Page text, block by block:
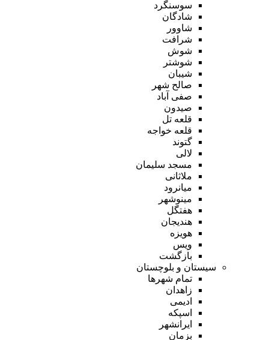
سوسنگرد
شادگان
شاوور
شرافت
شوش
شوشتر
شیبان
صالح شهر
صفی آباد
صیدون
قلعه تل
قلعه خواجه
گتوند
لالی
مسجد سلیمان
ملاثانی
میانرود
مینوشهر
هفتگل
هندیجان
هویزه
ویس
بازگشت
سیستان و بلوچستان
تمام شهر‌ها
زاهدان
ادیمی
اسپکه
ایرانشهر
بزمان